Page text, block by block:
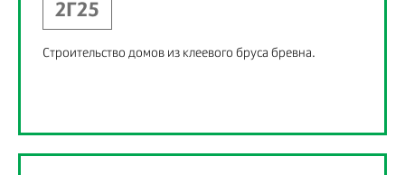
2Г25
Строительство домов из клеевого бруса бревна.